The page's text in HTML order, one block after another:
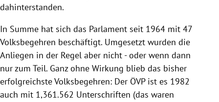
dahinterstanden.
In Summe hat sich das Parlament seit 1964 mit 47
Volksbegehren beschäftigt. Umgesetzt wurden die
Anliegen in der Regel aber nicht - oder wenn dann
nur zum Teil. Ganz ohne Wirkung blieb das bisher
erfolgreichste Volksbegehren: Der ÖVP ist es 1982
auch mit 1,361.562 Unterschriften (das waren